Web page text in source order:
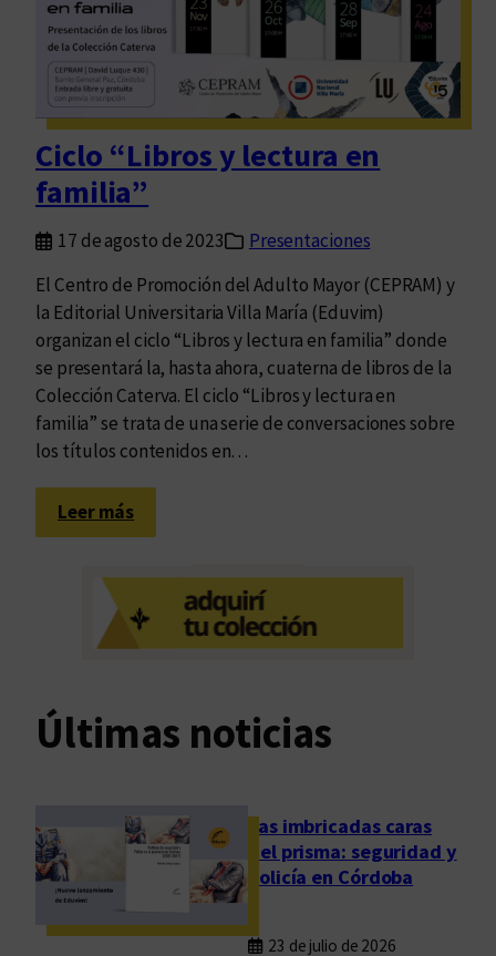
l
a
T
t
i
Ciclo “Libros y lectura en
familia”
17 de agosto de 2023
Presentaciones
El Centro de Promoción del Adulto Mayor (CEPRAM) y
la Editorial Universitaria Villa María (Eduvim)
organizan el ciclo “Libros y lectura en familia” donde
se presentará la, hasta ahora, cuaterna de libros de la
Colección Caterva. El ciclo “Libros y lectura en
familia” se trata de una serie de conversaciones sobre
los títulos contenidos en…
Leer más:
C
l
o
i
o
s
e
Últimas noticias
Las imbricadas caras
del prisma: seguridad y
policía en Córdoba
23 de julio de 2026